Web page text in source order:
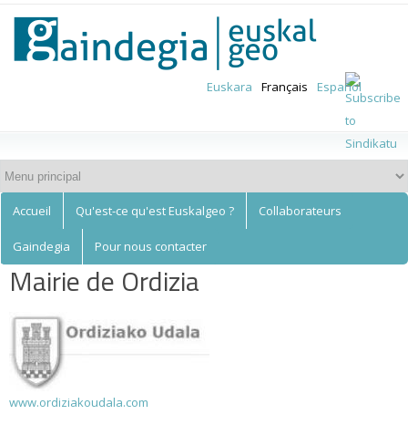
contenu
principal
Euskalgeo
Euskara Français Español
Accueil Qu'est-ce qu'est Euskalgeo ? Collaborateurs
Gaindegia Pour nous contacter
Mairie de Ordizia
www.ordiziakoudala.com